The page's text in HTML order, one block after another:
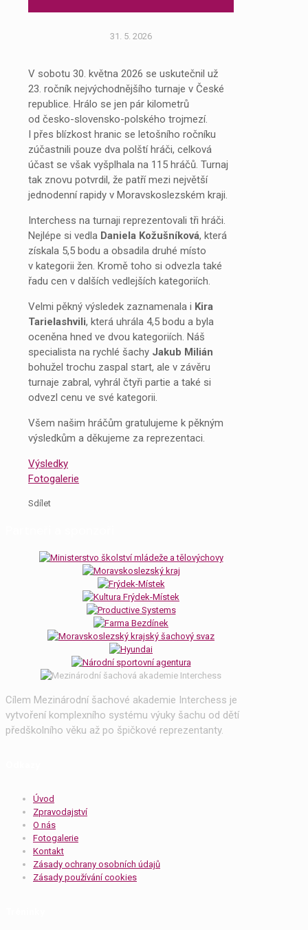
31. 5. 2026
V sobotu 30. května 2026 se uskutečnil už
23. ročník nejvýchodnějšího turnaje v České
republice. Hrálo se jen pár kilometrů
od česko-slovensko-polského trojmezí.
I přes blízkost hranic se letošního ročníku
zúčastnili pouze dva polští hráči, celková
účast se však vyšplhala na 115 hráčů. Turnaj
tak znovu potvrdil, že patří mezi největší
jednodenní rapidy v Moravskoslezském kraji.
Interchess na turnaji reprezentovali tři hráči.
Nejlépe si vedla Daniela Kožušníková, která
získala 5,5 bodu a obsadila druhé místo
v kategorii žen. Kromě toho si odvezla také
řadu cen v dalších vedlejších kategoriích.
Velmi pěkný výsledek zaznamenala i Kira
Tarielashvili, která uhrála 4,5 bodu a byla
oceněna hned ve dvou kategoriích. Náš
specialista na rychlé šachy Jakub Milián
bohužel trochu zaspal start, ale v závěru
turnaje zabral, vyhrál čtyři partie a také si
odvezl cenu ve své kategorii.
Všem našim hráčům gratulujeme k pěkným
výsledkům a děkujeme za reprezentaci.
Výsledky
Fotogalerie
Sdílet
Cílem Mezinárodní šachové akademie Interchess je
vytvoření komplexního systému výuky šachu od dětí
předškolního věku až po špičkové reprezentanty.
Úvod
Zpravodajství
O nás
Fotogalerie
Kontakt
Zásady ochrany osobních údajů
Zásady používání cookies